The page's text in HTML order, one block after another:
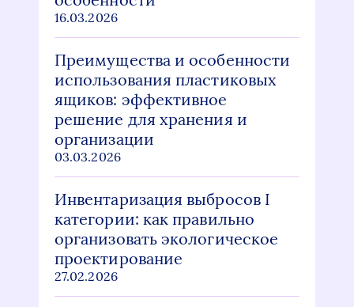
16.03.2026
Преимущества и особенности
использования пластиковых
ящиков: эффективное
решение для хранения и
организации
03.03.2026
Инвентаризация выбросов I
категории: как правильно
организовать экологическое
проектирование
27.02.2026